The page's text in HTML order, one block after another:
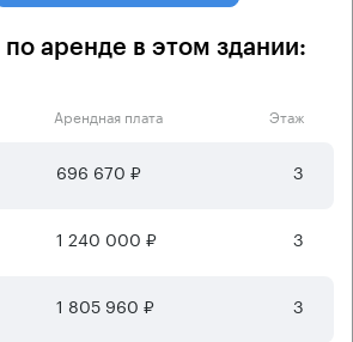
аренде в этом здании:
Арендная плата Этаж
696 670 ₽ 3
1 240 000 ₽ 3
1 805 960 ₽ 3